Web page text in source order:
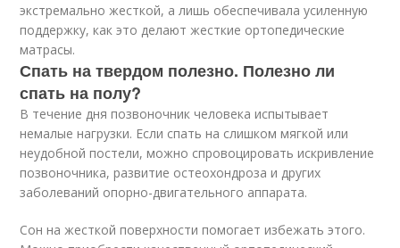
экстремально жесткой, а лишь обеспечивала усиленную
поддержку, как это делают жесткие ортопедические
матрасы.
Спать на твердом полезно. Полезно ли
спать на полу?
В течение дня позвоночник человека испытывает
немалые нагрузки. Если спать на слишком мягкой или
неудобной постели, можно спровоцировать искривление
позвоночника, развитие остеохондроза и других
заболеваний опорно-двигательного аппарата.
Сон на жесткой поверхности помогает избежать этого.